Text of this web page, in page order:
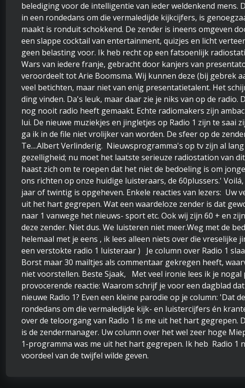
belediging voor de intelligentie van ieder weldenkend mens.
in een rondedans om die vermaledijde kijkcijfers, is
maakt is ronduit schokkend. De zender is ineens omgeven
een slappe cocktail van entertainment, quizjes en licht
geen belasting voor. Ik heb recht op een fatsoenlijk
Wars van iedere franje, gebracht door kanjers van
veroordeelt tot Arie Boomsma. Wij kunnen deze (bij gebrek
veel betichten, maar niet van enig presentatietalent. Het
ding vinden. Da's leuk, maar daar zie je niks van op de
nog nooit radio heeft gemaakt. Echte radiomakers zijn
lui. De nieuwe muziekjes en jingletjes op Radio 1 zijn te saai
ga ik in de file niet vrolijker van worden. De sfeer op de
Te....Albert Verlinderig. Nieuwsprogramma's op tv zijn al
gezelligheid; nu moet het laatste serieuze radiostation van
haast zich om te roepen dat het niet de bedoeling is om
ons richten op onze huidige luisteraars, de 60plussers.'
jaar of twintig is opgeheven. Enkele reacties van lezers: Uw
uit het hart gegrepen. Wat een waardeloze zender is dat
naar 1 vanwege het nieuws- sport etc. Ook wij zijn 60 + en
deze zender. Niet dus. We luisteren niet meer.Weg met de
helemaal met je eens , ik lees alleen niets over die vreselijke
een verstokte radio 1 luisteraar ) Je column over Radio 1
Borst maar 30 mailtjes als commentaar gekregen heeft,
niet voorstellen. Beste Sjaak, Met veel ironie lees ik je
provocerende reactie: Waarom schrijf je voor een dagblad
nieuwe Radio 1? Even een kleine parodie op je column: 'Dat
rondedans om die vermaledijde kijk- en luistercijfers én
over de teloorgang van Radio 1 is me uit het hart gegrepen.
is de zendermanager. Uw column over het wel zeer hoge
1-programma was me uit het hart gegrepen. Ik heb Radio 1
voordeel van de twijfel wilde geven.